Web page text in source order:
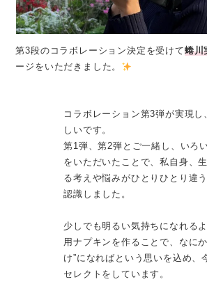
第3段のコラボレーション決定を受けて蜷川
ージをいただきました。
コラボレーション第3弾が実現し
しいです。
第1弾、第2弾とご一緒し、いろ
をいただいたことで、私自身、
る考えや悩みがひとりひとり違
認識しました。
少しでも明るい気持ちになれる
用ナプキンを作ることで、なに
け”になればという思いを込め、
セレクトをしています。